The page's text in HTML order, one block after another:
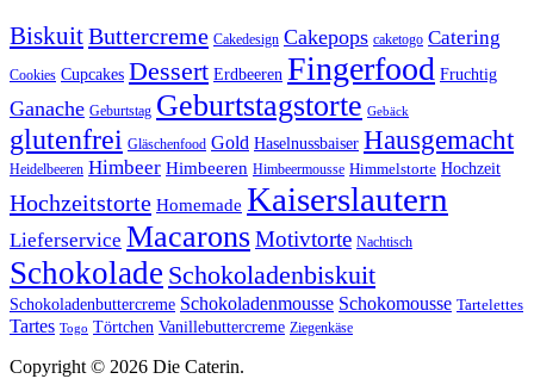
BiskuitButtercreme Cakedesign Cakepops caketogo Catering
Cookies Cupcakes Dessert Erdbeeren Fingerfood Fruchtig
Ganache Geburtstag Geburtstagstorte Gebäck
glutenfrei Gläschenfood Gold Haselnussbaiser Hausgemacht
Heidelbeeren Himbeer Himbeeren Himbeermousse Himmelstorte Hochzeit
Hochzeitstorte Homemade Kaiserslautern
Lieferservice MacaronsMotivtorte Nachtisch
Schokolade Schokoladenbiskuit
Schokoladenbuttercreme Schokoladenmousse Schokomousse Tartelettes
Tartes Togo Törtchen Vanillebuttercreme Ziegenkäse
Copyright © 2026 Die Caterin.